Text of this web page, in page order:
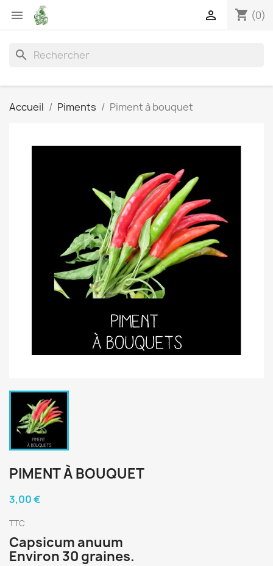
 shopping_cart (0)

search
Accueil Piments Piment à bouquet
PIMENT À BOUQUET
3,00 €
TTC
Capsicum anuum
Environ 30 graines.